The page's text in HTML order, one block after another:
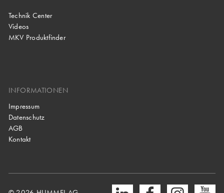
Technik Center
Videos
MKV Produktfinder
INFORMATIONEN
Impressum
Datenschutz
AGB
Kontakt